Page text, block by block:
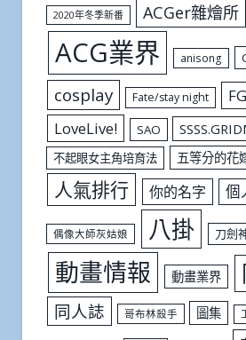
2020年冬季新番 ACGer雜燴所
ACG業界 anisong
cosplay Fate/stay night
LoveLive! SAO
不起眼女主角培育法 五等分的花
人氣排行 你的名字 個
偶像大師灰姑娘 八掛 刀劍
動畫情報 動畫業界
同人誌 哥布林殺手 圖集